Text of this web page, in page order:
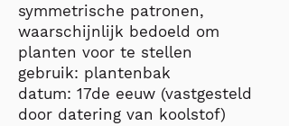
symmetrische patronen,
waarschijnlijk bedoeld om
planten voor te stellen
gebruik: plantenbak
datum: 17de eeuw (vastgesteld
door datering van koolstof)